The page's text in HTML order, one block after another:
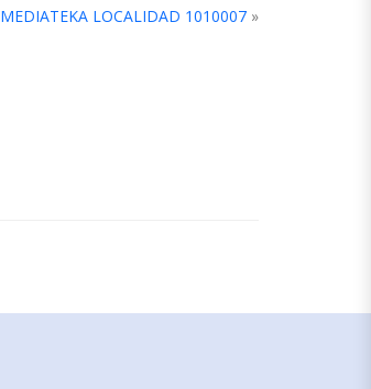
MEDIATEKA LOCALIDAD 1010007 »